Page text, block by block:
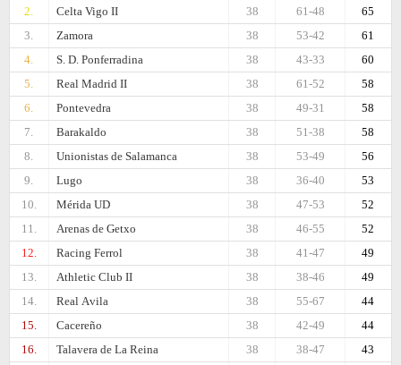
2.
Celta Vigo II 65
61-48
38
3.
Zamora 61
53-42
38
4.
S. D. Ponferradina 60
43-33
38
5.
Real Madrid II 58
61-52
38
6.
Pontevedra 58
49-31
38
7.
Barakaldo 58
51-38
38
8.
Unionistas de Salamanca 56
53-49
38
9.
Lugo 53
36-40
38
10.
Mérida UD 52
47-53
38
11.
Arenas de Getxo 52
46-55
38
12.
Racing Ferrol 49
41-47
38
13.
Athletic Club II 49
38-46
38
14.
Real Аvila 44
55-67
38
15.
Cacereño 44
42-49
38
16.
Talavera de La Reina 43
38-47
38